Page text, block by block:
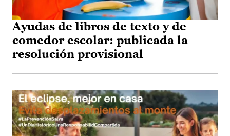
Ayudas de libros de texto y de
comedor escolar: publicada la
resolución provisional